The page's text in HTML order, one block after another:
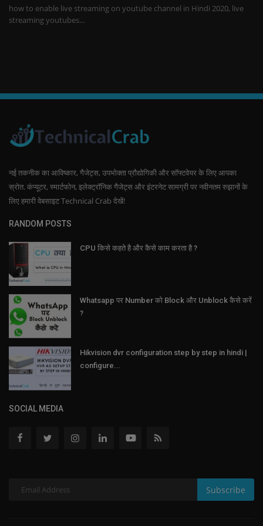
क्या आप जानते है Gmail Id Se Mobile Number Change ya update Kaise
Kare, जीमेल से...
नई तकनीक का आविष्कार, गैजेट्स, उपभोक्ता प्रौद्योगिकी और सॉफ्टवेयर के लिए आपका
स्रोत. कंप्यूटर, स्मार्टफोन, इलेक्ट्रॉनिक गैजेट्स और इंटरनेट सामग्री पर नवीनतम रुझानों के
लिए हमारी वेबसाइट Technical Crab देखें!
RANDOM POSTS
CPU किसे कहते है और कैसे काम करता है ?
Whatsapp पर Number को Block और Unblock कैसे करें
?
Hikvision dvr configuration step by step in hindi |
configure...
SOCIAL MEDIA
Subscribe